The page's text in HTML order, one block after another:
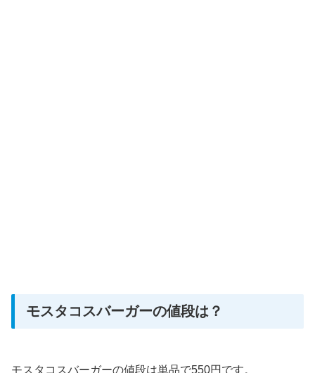
モスタコスバーガーの値段は？
モスタコスバーガーの値段は単品で550円です。